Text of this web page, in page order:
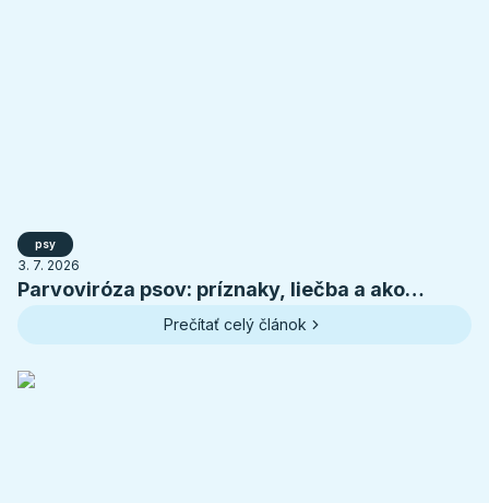
psy
3. 7. 2026
Parvoviróza psov: príznaky, liečba a ako
ochrániť šteniatkoPrečítať celý článok